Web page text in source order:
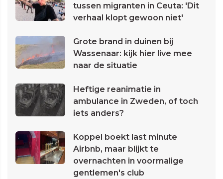
tussen migranten in Ceuta: 'Dit
verhaal klopt gewoon niet'
Grote brand in duinen bij
Wassenaar: kijk hier live mee
naar de situatie
Heftige reanimatie in
ambulance in Zweden, of toch
iets anders?
Koppel boekt last minute
Airbnb, maar blijkt te
overnachten in voormalige
gentlemen's club